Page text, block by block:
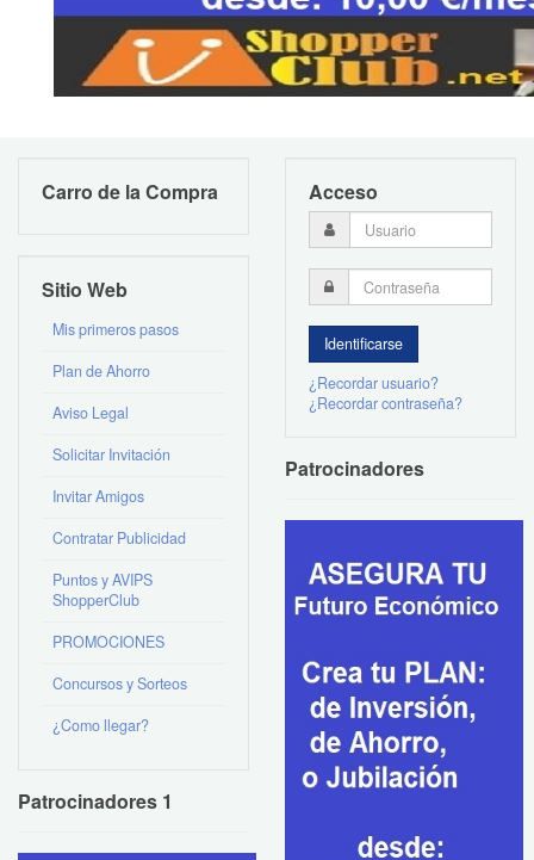
Carro de la Compra
Sitio Web
Mis primeros pasos
Plan de Ahorro
Aviso Legal
Solicitar Invitación
Invitar Amigos
Contratar Publicidad
Puntos y AVIPS
ShopperClub
PROMOCIONES
Concursos y Sorteos
¿Como llegar?
Patrocinadores 1
Acceso
¿Recordar usuario?
¿Recordar contraseña?
Patrocinadores